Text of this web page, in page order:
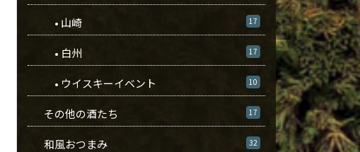
• 山崎 17
• 白州 17
• ウイスキーイベント 10
その他の酒たち 17
和風おつまみ 32